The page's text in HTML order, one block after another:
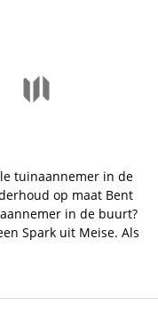
tuinaannemer in de
op maat Bent
in de buurt?
Spark uit Meise. Als